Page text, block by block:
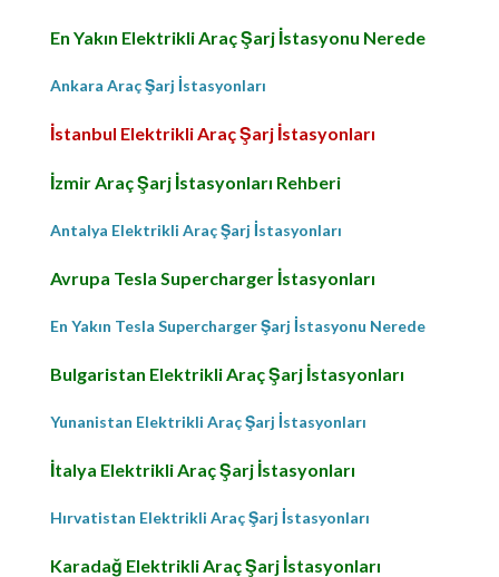
En Yakın Elektrikli Araç Şarj İstasyonu Nerede
Ankara Araç Şarj İstasyonları
İstanbul Elektrikli Araç Şarj İstasyonları
İzmir Araç Şarj İstasyonları Rehberi
Antalya Elektrikli Araç Şarj İstasyonları
Avrupa Tesla Supercharger İstasyonları
En Yakın Tesla Supercharger Şarj İstasyonu Nerede
Bulgaristan Elektrikli Araç Şarj İstasyonları
Yunanistan Elektrikli Araç Şarj İstasyonları
İtalya Elektrikli Araç Şarj İstasyonları
Hırvatistan Elektrikli Araç Şarj İstasyonları
Karadağ Elektrikli Araç Şarj İstasyonları